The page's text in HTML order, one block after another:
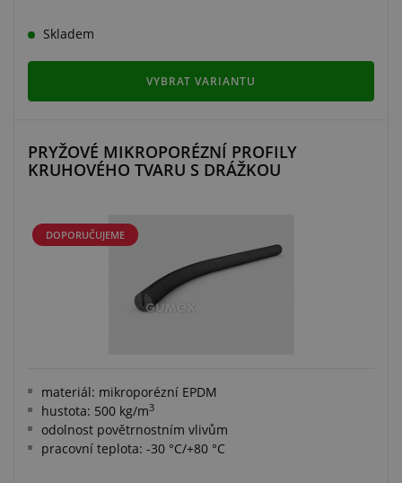
Skladem
VYBRAT VARIANTU
PRYŽOVÉ MIKROPORÉZNÍ PROFILY
KRUHOVÉHO TVARU S DRÁŽKOU
DOPORUČUJEME
materiál: mikroporézní EPDM
hustota: 500 kg/m3
odolnost povětrnostním vlivům
pracovní teplota: -30 °C/+80 °C